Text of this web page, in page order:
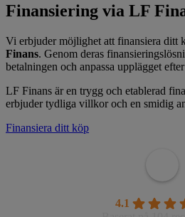
Finansiering via LF
Vi erbjuder möjlighet att finansiera ditt
Finans. Genom deras
betalningen och anpassa upplägget
LF Finans är en trygg och etablerad
erbjuder tydliga villkor och en smidig
Finansiera ditt köp
4.1